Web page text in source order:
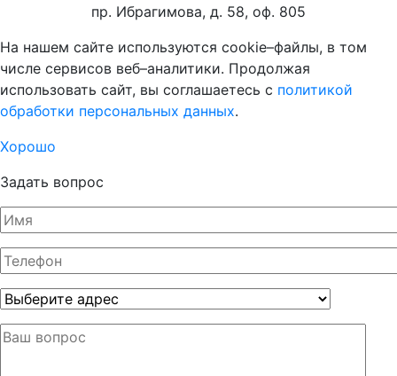
пр. Ибрагимова, д. 58, оф. 805
На нашем сайте используются cookie–файлы, в том
числе сервисов веб–аналитики. Продолжая
использовать сайт, вы соглашаетесь с политикой
обработки персональных данных.
Хорошо
Задать вопрос